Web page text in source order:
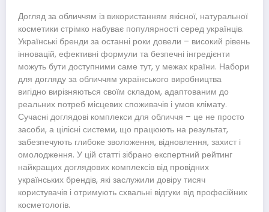
Догляд за обличчям із використанням якісної, натуральної
косметики стрімко набуває популярності серед українців.
Українські бренди за останні роки довели – високий рівень
інновацій, ефективні формули та безпечні інгредієнти
можуть бути доступними саме тут, у межах країни. Набори
для догляду за обличчям українського виробництва
вигідно вирізняються своїм складом, адаптованим до
реальних потреб місцевих споживачів і умов клімату.
Сучасні доглядові комплекси для обличчя – це не просто
засоби, а цілісні системи, що працюють на результат,
забезпечують глибоке зволоження, відновлення, захист і
омолодження. У цій статті зібрано експертний рейтинг
найкращих доглядових комплексів від провідних
українських брендів, які заслужили довіру тисяч
користувачів і отримують схвальні відгуки від професійних
косметологів.